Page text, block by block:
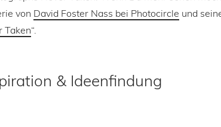
von David Foster Nass bei Photocircle und
Taken“.
& Ideenfindung